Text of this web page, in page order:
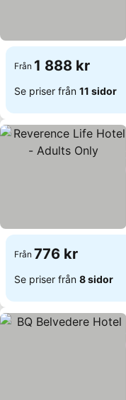
Från 1 888 kr
Se priser från 11 sidor
Från 776 kr
Se priser från 8 sidor